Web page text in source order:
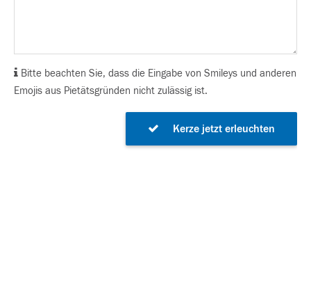
Bitte beachten Sie, dass die Eingabe von Smileys und anderen
Emojis aus Pietätsgründen nicht zulässig ist.
Kerze jetzt erleuchten